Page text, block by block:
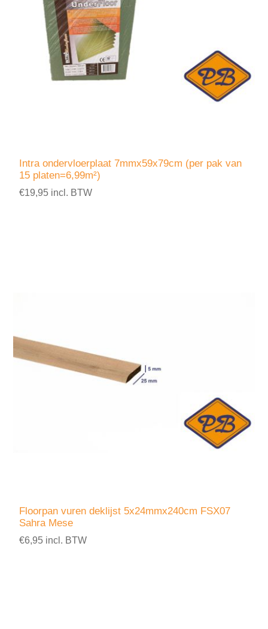
Intra ondervloerplaat 7mmx59x79cm (per pak van
15 platen=6,99m²)
€19,95 incl. BTW
Floorpan vuren deklijst 5x24mmx240cm FSX07
Sahra Mese
€6,95 incl. BTW